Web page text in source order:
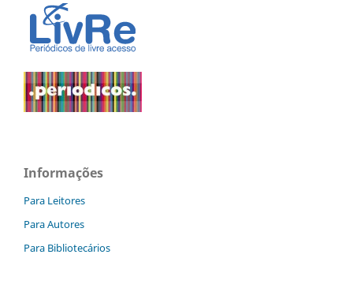
Informações
Para Leitores
Para Autores
Para Bibliotecários